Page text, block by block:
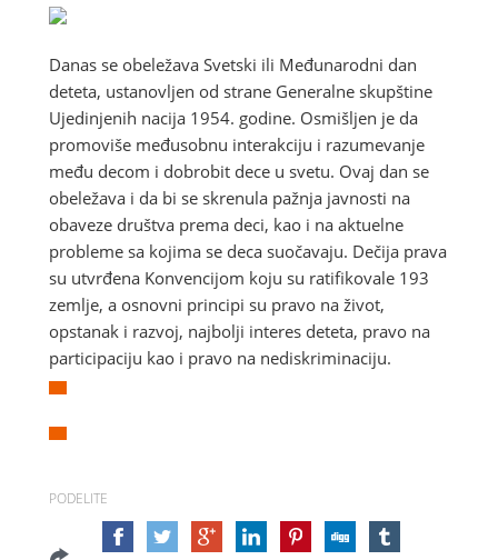
Danas se obeležava Svetski ili Međunarodni dan
deteta, ustanovljen od strane Generalne skupštine
Ujedinjenih nacija 1954. godine. Osmišljen je da
promoviše međusobnu interakciju i razumevanje
među decom i dobrobit dece u svetu. Ovaj dan se
obeležava i da bi se skrenula pažnja javnosti na
obaveze društva prema deci, kao i na aktuelne
probleme sa kojima se deca suočavaju. Dečija prava
su utvrđena Konvencijom koju su ratifikovale 193
zemlje, a osnovni principi su pravo na život,
opstanak i razvoj, najbolji interes deteta, pravo na
participaciju kao i pravo na nediskriminaciju.
PODELITE